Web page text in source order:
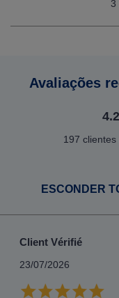
3
Avaliações
4.2
197
ESCONDER
Client Vérifié
23/07/2026